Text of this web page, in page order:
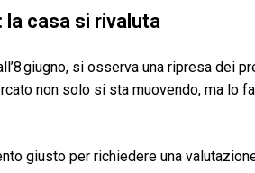
la casa si rivaluta
giugno, si osserva una ripresa dei
non solo si sta muovendo, ma lo
giusto per richiedere una